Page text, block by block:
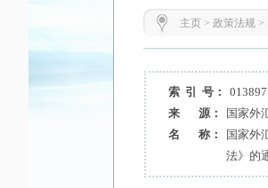
主页> 政策法规>
索 引 号：
来 源：
国家外
名 称：
国家外
法》的